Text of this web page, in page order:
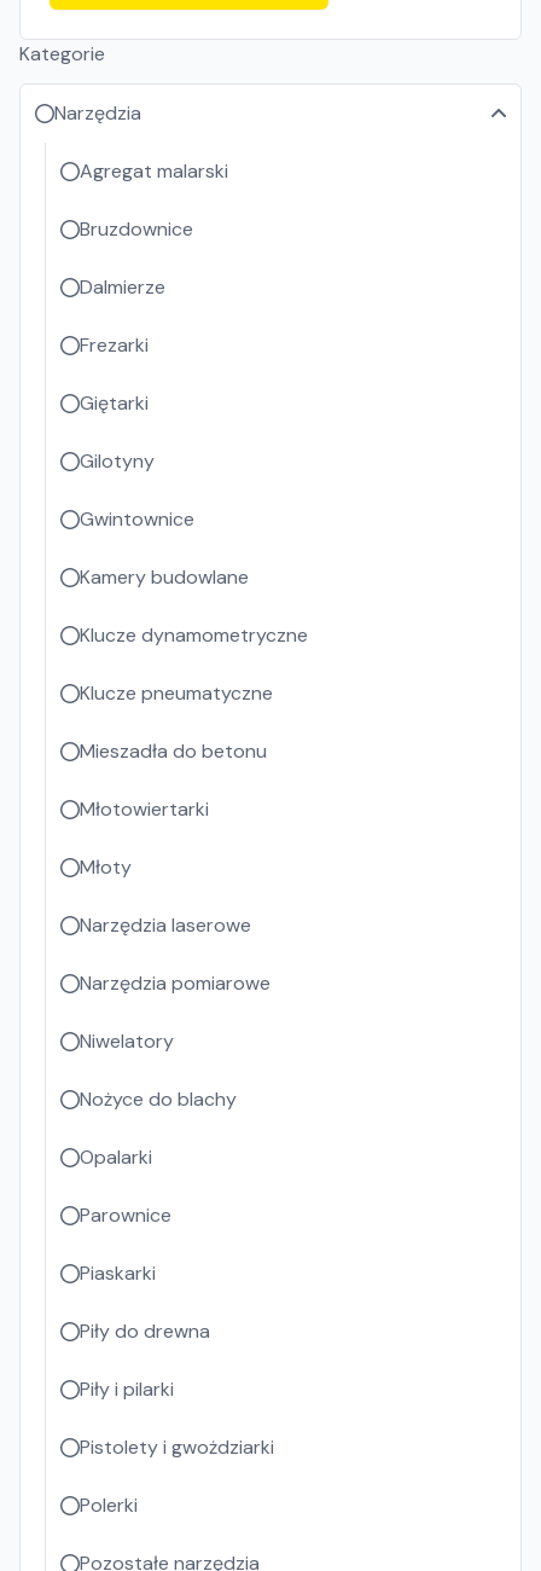
Kategorie
Narzędzia
Agregat malarski
Bruzdownice
Dalmierze
Frezarki
Giętarki
Gilotyny
Gwintownice
Kamery budowlane
Klucze dynamometryczne
Klucze pneumatyczne
Mieszadła do betonu
Młotowiertarki
Młoty
Narzędzia laserowe
Narzędzia pomiarowe
Niwelatory
Nożyce do blachy
Opalarki
Parownice
Piaskarki
Piły do drewna
Piły i pilarki
Pistolety i gwożdziarki
Polerki
Pozostałe narzędzia